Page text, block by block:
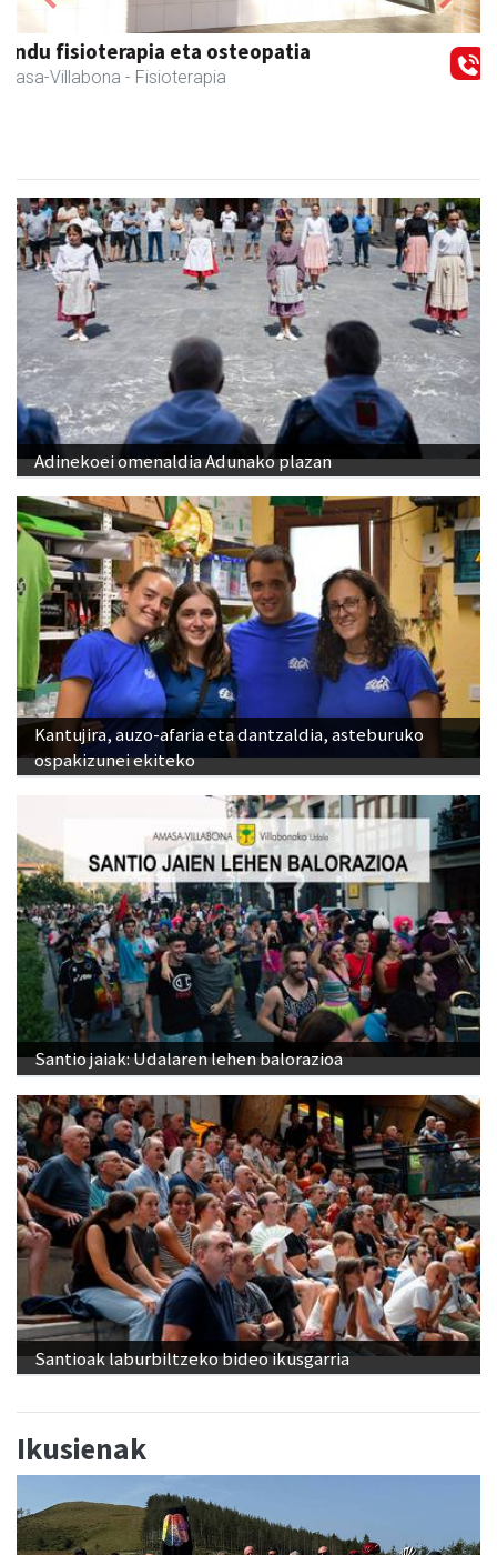
Zubimusu Ikastola
Amasa-Villabona - Hezkuntza
Previous Next
Adinekoei omenaldia Adunako plazan
Kantujira, auzo-afaria eta dantzaldia, asteburuko
ospakizunei ekiteko
Santio jaiak: Udalaren lehen balorazioa
Santioak laburbiltzeko bideo ikusgarria
Ikusienak